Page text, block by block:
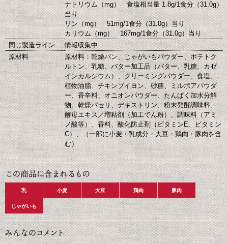
ナトリウム（mg） 食塩相当量 1.8g/1食分（31.0g）
当り
リン（mg） 51mg/1食分（31.0g）当り
カリウム（mg） 167mg/1食分（31.0g）当り
同じ製造ライン
情報収集中
原材料
原材料：乾燥パン、じゃがいもパウダー、ポテトク
ルトン、乳糖、バター加工品（バター、乳糖、カゼ
インカルシウム）、クリーミングパウダー、食塩、
植物油脂、チキンブイヨン、砂糖、ミルポアパウダ
ー、香辛料、オニオンパウダー、たんぱく加水分解
物、乾燥パセリ、デキストリン、粉末発酵調味料、
酵母エキス／増粘剤（加工でん粉）、調味料（アミ
ノ酸等）、香料、酸化防止剤（ビタミンE、ビタミン
C）、（一部に小麦・乳成分・大豆・鶏肉・豚肉を含
む）
乳 小麦 大豆 鶏肉 豚肉
じゃがいも